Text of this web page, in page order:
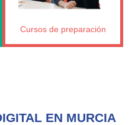
Cursos de preparación
EN MURCIA